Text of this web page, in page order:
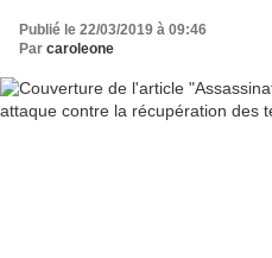
Publié le 22/03/2019 à 09:46
Par caroleone